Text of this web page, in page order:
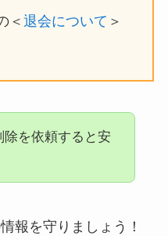
＜ 退会について ＞
を依頼すると安
報を守りましょう！